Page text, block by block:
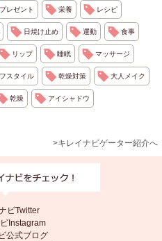
プレゼント 栄養 レシピ
日焼け止め 運動 食事
リップ 睡眠 マッサージ
スタイル 乾燥対策 大人メイク
乾燥 アイシャドウ
>キレイナビゲーター紹介へ
ビTwitter
Instagram
公式ブログ